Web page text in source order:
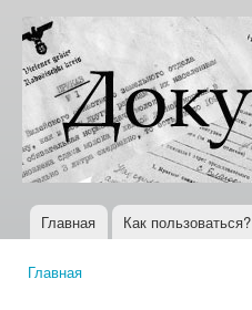
Документы
XX века
Всемирная
история в
Интернете
Главное меню
Главная Как пользоваться?
Главная